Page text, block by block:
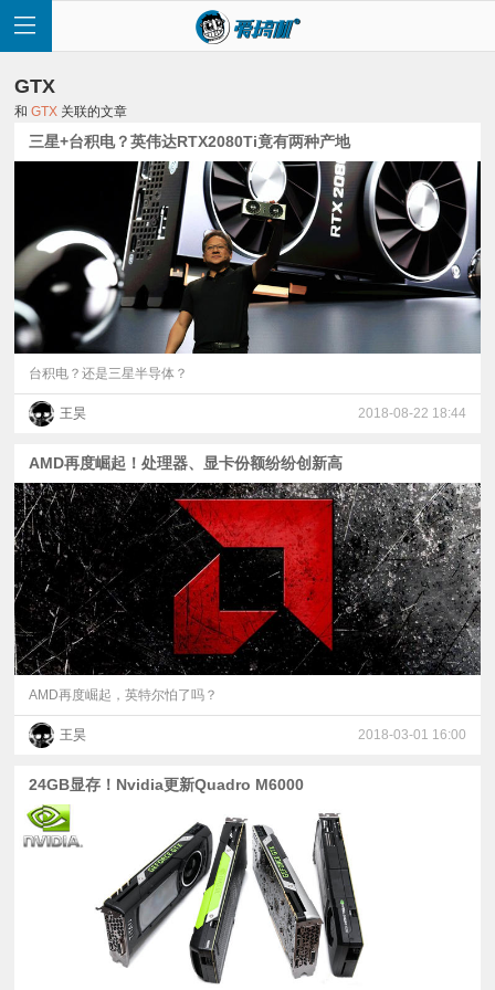
页
快
评
视
频
科
普
验
GTX
和GTX 关联的文章
三星+台积电？英伟达RTX2080Ti竟有两种产地
台积电？还是三星半导体？
王昊 2018-08-22 18:44
AMD再度崛起！处理器、显卡份额纷纷创新高
AMD再度崛起，英特尔怕了吗？
王昊 2018-03-01 16:00
24GB显存！Nvidia更新Quadro M6000